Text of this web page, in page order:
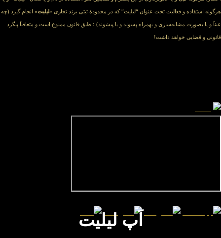
هرگونه استفاده و فعالیت تحت عنوان “لیلیت” که در محدودهٔ ثبتی برند تجاری «لیلیت» انجام گیرد (چه
عیناً و یا بصورت مشابه‌سازی و بهمراه پسوند و یا پیشوند) ؛ طبق قانون ممنوع است و متعاقباً پیگرد
قانونی و قضایی خواهد داشت!
اَپ لیلیت